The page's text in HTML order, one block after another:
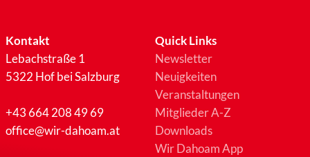
Kontakt
Lebachstraße 1
5322 Hof bei Salzburg
+43 664 208 49 69
office@wir-dahoam.at
Quick Links
Newsletter
Neuigkeiten
Veranstaltungen
Mitglieder A-Z
Downloads
Wir Dahoam App